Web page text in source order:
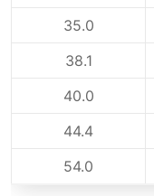
35.0
38.1
40.0
44.4
54.0